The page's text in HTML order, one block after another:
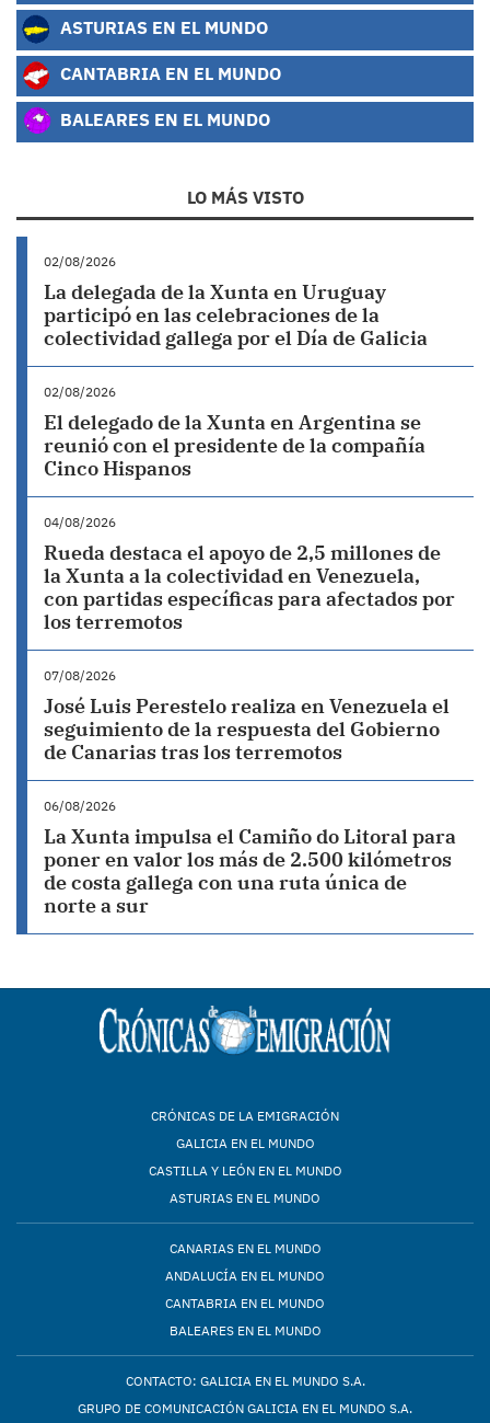
ASTURIAS EN EL MUNDO
CANTABRIA EN EL MUNDO
BALEARES EN EL MUNDO
LO MÁS VISTO
02/08/2026
La delegada de la Xunta en Uruguay
participó en las celebraciones de la
colectividad gallega por el Día de Galicia
02/08/2026
El delegado de la Xunta en Argentina se
reunió con el presidente de la compañía
Cinco Hispanos
04/08/2026
Rueda destaca el apoyo de 2,5 millones de
la Xunta a la colectividad en Venezuela,
con partidas específicas para afectados por
los terremotos
07/08/2026
José Luis Perestelo realiza en Venezuela el
seguimiento de la respuesta del Gobierno
de Canarias tras los terremotos
06/08/2026
La Xunta impulsa el Camiño do Litoral para
poner en valor los más de 2.500 kilómetros
de costa gallega con una ruta única de
norte a sur
CRÓNICAS DE LA EMIGRACIÓN
GALICIA EN EL MUNDO
CASTILLA Y LEÓN EN EL MUNDO
ASTURIAS EN EL MUNDO
CANARIAS EN EL MUNDO
ANDALUCÍA EN EL MUNDO
CANTABRIA EN EL MUNDO
BALEARES EN EL MUNDO
CONTACTO: GALICIA EN EL MUNDO S.A.
GRUPO DE COMUNICACIÓN GALICIA EN EL MUNDO S.A.